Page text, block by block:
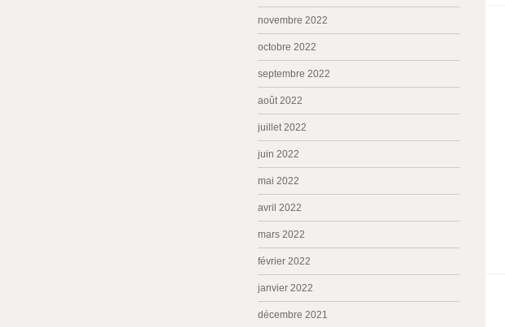
novembre 2022
octobre 2022
septembre 2022
août 2022
juillet 2022
juin 2022
mai 2022
avril 2022
mars 2022
février 2022
janvier 2022
décembre 2021